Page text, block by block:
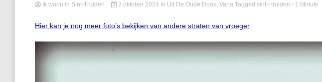
Ik woon in Sint-Truiden 2 oktober 2024 in Uit De Oude Doos, Varia Tagged sint - truiden - 1 Minute
Hier kan je nog meer foto’s bekijken van andere straten van vroeger